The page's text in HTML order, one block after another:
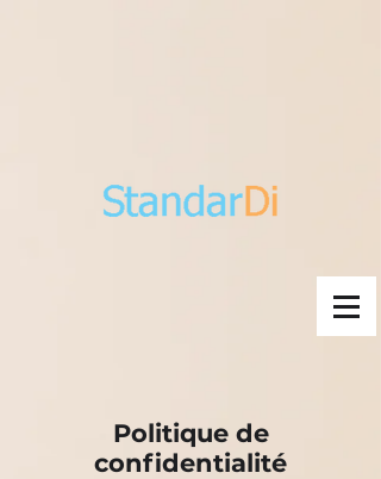
Politique de
confidentialité